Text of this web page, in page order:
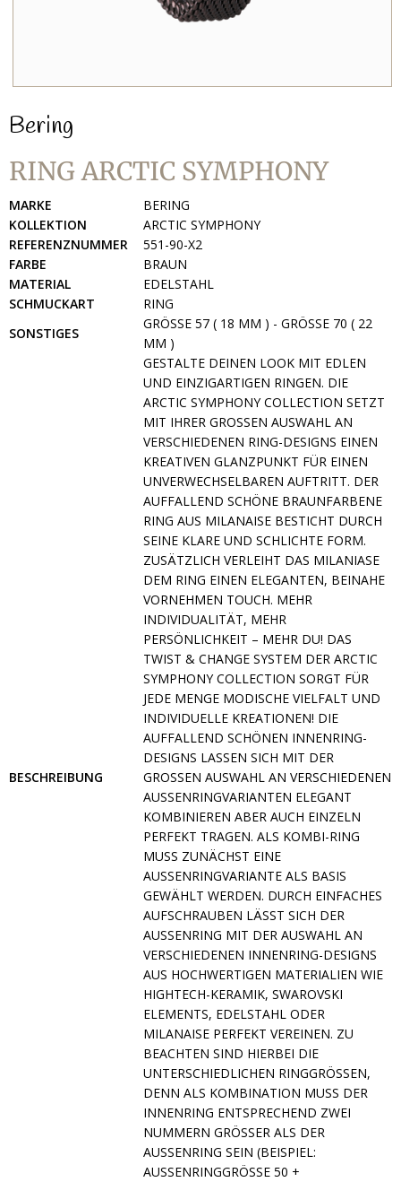
Bering
RING ARCTIC SYMPHONY
MARKE
BERING
KOLLEKTION
ARCTIC SYMPHONY
REFERENZNUMMER
551-90-X2
FARBE
BRAUN
MATERIAL
EDELSTAHL
SCHMUCKART
RING
SONSTIGES
GRÖSSE 57 ( 18 MM ) - GRÖSSE 70 ( 22 MM
)
BESCHREIBUNG
GESTALTE DEINEN LOOK MIT EDLEN
UND EINZIGARTIGEN RINGEN. DIE
ARCTIC SYMPHONY COLLECTION SETZT
MIT IHRER GROSSEN AUSWAHL AN V
ERSCHIEDENEN RING-DESIGNS EINEN K
REATIVEN GLANZPUNKT FÜR EINEN U
NVERWECHSELBAREN AUFTRITT. DER A
UFFALLEND SCHÖNE BRAUNFARBENE R
ING AUS MILANAISE BESTICHT DURCH S
EINE KLARE UND SCHLICHTE FORM. Z
USÄTZLICH VERLEIHT DAS MILANIASE D
EM RING EINEN ELEGANTEN, BEINAHE V
ORNEHMEN TOUCH. MEHR I
NDIVIDUALITÄT, MEHR P
ERSÖNLICHKEIT – MEHR DU! DAS T
WIST & CHANGE SYSTEM DER ARCTIC S
YMPHONY COLLECTION SORGT FÜR J
EDE MENGE MODISCHE VIELFALT UND I
NDIVIDUELLE KREATIONEN! DIE A
UFFALLEND SCHÖNEN INNENRING-D
ESIGNS LASSEN SICH MIT DER G
ROSSEN AUSWAHL AN VERSCHIEDENEN AU
SSENRINGVARIANTEN ELEGANT KOM
BINIEREN ABER AUCH EINZELN PER
FEKT TRAGEN. ALS KOMBI-RING MUS
S ZUNÄCHST EINE AUSS
ENRINGVARIANTE ALS BASIS GEWÄ
HLT WERDEN. DURCH EINFACHES AUFS
CHRAUBEN LÄSST SICH DER AUSSE
NRING MIT DER AUSWAHL AN VERSC
HIEDENEN INNENRING-DESIGNS AUS H
OCHWERTIGEN MATERIALIEN WIE HIGHT
ECH-KERAMIK, SWAROVSKI ELEME
NTS, EDELSTAHL ODER MILAN
AISE PERFEKT VEREINEN. ZU BEACH
TEN SIND HIERBEI DIE UNTER
SCHIEDLICHEN RINGGRÖSSEN, DENN A
LS KOMBINATION MUSS DER INNENR
ING ENTSPRECHEND ZWEI NUMMER
N GRÖSSER ALS DER AUSSENRI
NG SEIN (BEISPIEL: AUSSENRIN
GGRÖSSE 50 + INNENRINGG